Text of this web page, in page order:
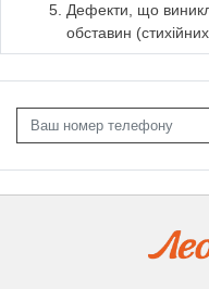
Дефекти, що
обставин